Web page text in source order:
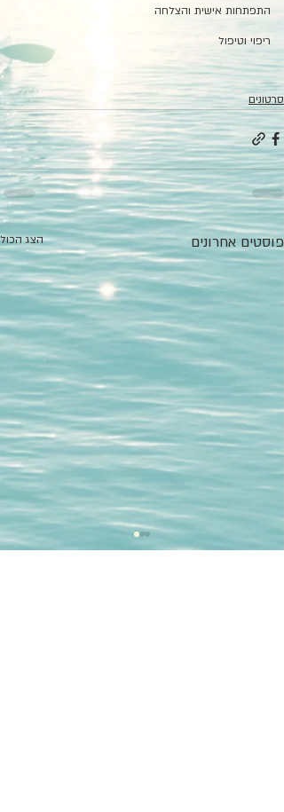
התפתחות אישית והצלחה
ריפוי וטיפול
סרטונים
פוסטים אחרונים הצג הכול